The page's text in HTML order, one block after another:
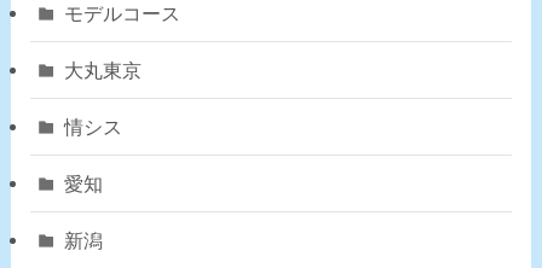
モデルコース
大丸東京
情シス
愛知
新潟